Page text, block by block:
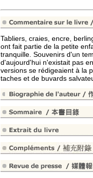
Tabliers, craies, encre,
ont fait partie de la petite
tranquille. Souvenirs d'un
d'aujourd'hui n'existait pas
versions se rédigeaient à la
taches et de buvards